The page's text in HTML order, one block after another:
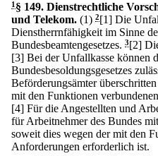
1 § 149. Dienstrechtliche
und Telekom. (1) 2[1] Die
Dienstherrnfähigkeit im Sinne
Bundesbeamtengesetzes. 3[2]
[3] Bei der Unfallkasse können
Bundesbesoldungsgesetzes
Beförderungsämter
mit den Funktionen
[4] Für die Angestellten und
für Arbeitnehmer des Bundes
soweit dies wegen der mit den
Anforderungen erforderlich ist.